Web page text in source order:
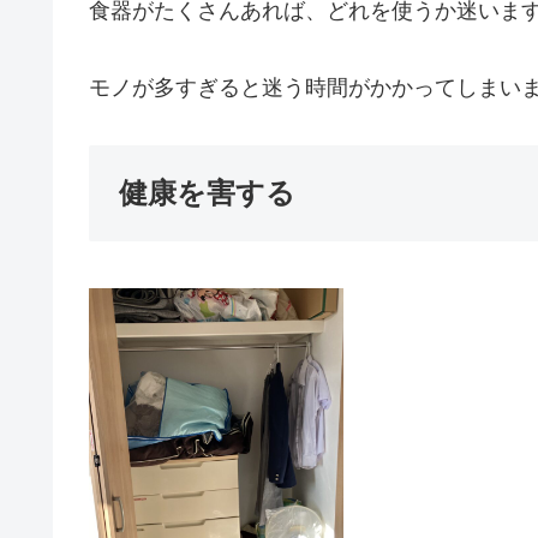
食器がたくさんあれば、どれを使うか迷います
モノが多すぎると迷う時間がかかってしまいま
健康を害する